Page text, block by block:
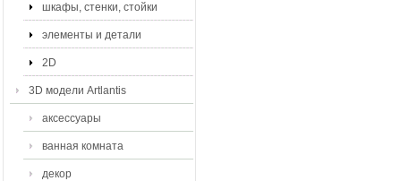
шкафы, стенки, стойки
элементы и детали
2D
3D модели Artlantis
аксессуары
ванная комната
декор